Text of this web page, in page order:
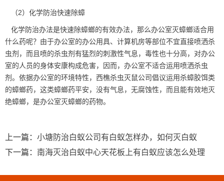
（2）化学防治快速除蟑
化学防治办法是快速除蟑螂的有效办法，那么办公室灭蟑螂适合用
什么药呢？由于办公室的办公用具、计算机房等部位不宜直接喷洒杀
虫剂 ，而且喷的杀虫剂有猛烈的刺激性气息，毒性也十分高，对办公
室的人员的身体安康构成危害，因而，办公室不适合运用喷洒杀虫
剂。依据办公室的环境特性，西樵杀虫灭鼠公司倡议运用杀蟑胶饵类
的蟑螂药，这类蟑螂药平安，没有气息，无腐蚀性，而且能有效地灭
绝蟑螂，是办公室灭蟑螂的药物。
上一篇： 小塘防治白蚁公司有白蚁怎样办，如何灭白蚁
下一篇： 南海灭治白蚁中心天花板上有白蚁应该怎么处理